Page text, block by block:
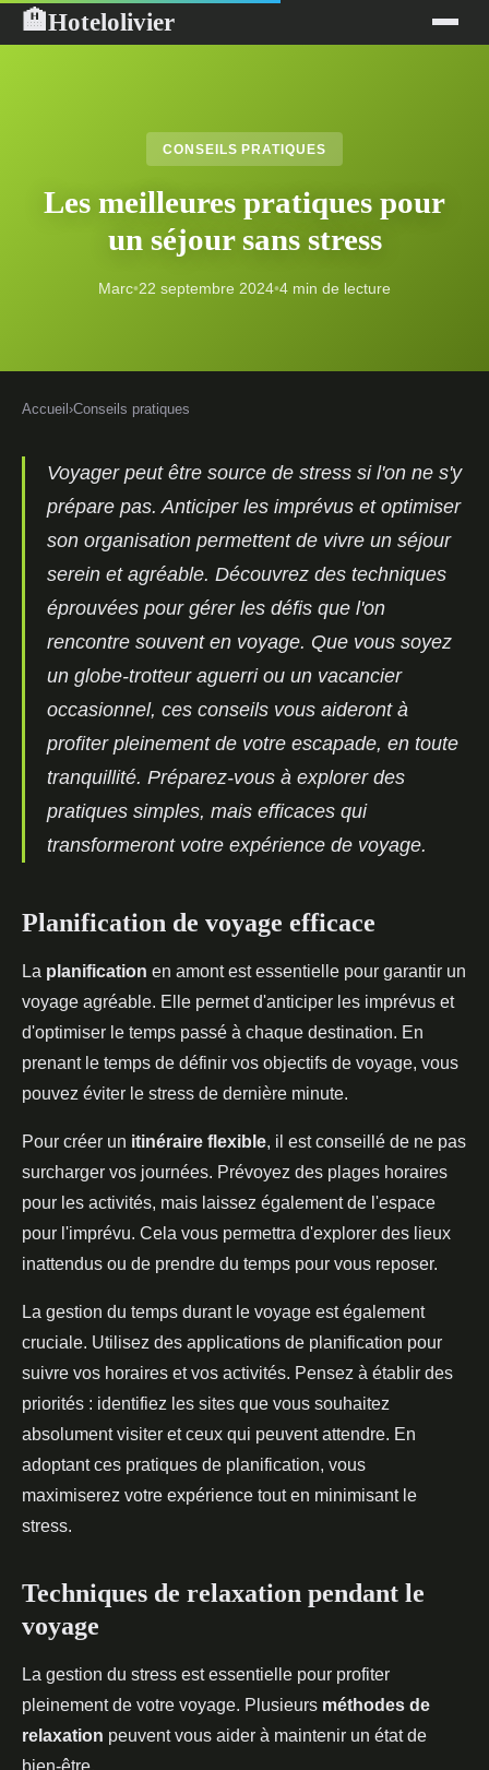
🏨Hotelolivier
CONSEILS PRATIQUES
Les meilleures pratiques pour
un séjour sans stress
Marc•22 septembre 2024•4 min de lecture
Accueil ›Conseils pratiques
Voyager peut être source de stress si l'on ne s'y
prépare pas. Anticiper les imprévus et optimiser
son organisation permettent de vivre un séjour
serein et agréable. Découvrez des techniques
éprouvées pour gérer les défis que l'on
rencontre souvent en voyage. Que vous soyez
un globe-trotteur aguerri ou un vacancier
occasionnel, ces conseils vous aideront à
profiter pleinement de votre escapade, en toute
tranquillité. Préparez-vous à explorer des
pratiques simples, mais efficaces qui
transformeront votre expérience de voyage.
Planification de voyage efficace
La planification en amont est essentielle pour garantir un
voyage agréable. Elle permet d'anticiper les imprévus et
d'optimiser le temps passé à chaque destination. En
prenant le temps de définir vos objectifs de voyage, vous
pouvez éviter le stress de dernière minute.
Pour créer un itinéraire flexible, il est conseillé de ne pas
surcharger vos journées. Prévoyez des plages horaires
pour les activités, mais laissez également de l'espace
pour l'imprévu. Cela vous permettra d'explorer des lieux
inattendus ou de prendre du temps pour vous reposer.
La gestion du temps durant le voyage est également
cruciale. Utilisez des applications de planification pour
suivre vos horaires et vos activités. Pensez à établir des
priorités : identifiez les sites que vous souhaitez
absolument visiter et ceux qui peuvent attendre. En
adoptant ces pratiques de planification, vous
maximiserez votre expérience tout en minimisant le
stress.
Techniques de relaxation pendant le
voyage
La gestion du stress est essentielle pour profiter
pleinement de votre voyage. Plusieurs méthodes de
relaxation peuvent vous aider à maintenir un état de